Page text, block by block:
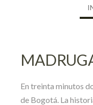
En treinta minutos
de Bogotá. La